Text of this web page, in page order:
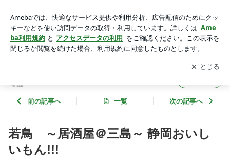
ん!!!三島グルメツアー
アプリをダウンロードして ブログの更新通知
を受け取りまし
ょう。
開く
前の記事へ 一覧 次の記事へ
若鳥 ～居酒屋＠三島～ 静岡おいし
いもん!!!